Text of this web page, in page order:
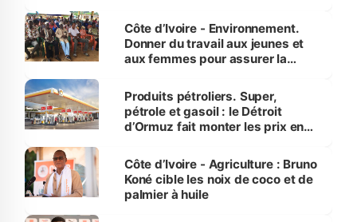
Côte d’Ivoire - Environnement.
Donner du travail aux jeunes et
aux femmes pour assurer la
menacées
Produits pétroliers. Super,
pétrole et gasoil : le Détroit
d’Ormuz fait monter les prix en
Côte d’Ivoire - Agriculture : Bruno
Koné cible les noix de coco et de
palmier à huile